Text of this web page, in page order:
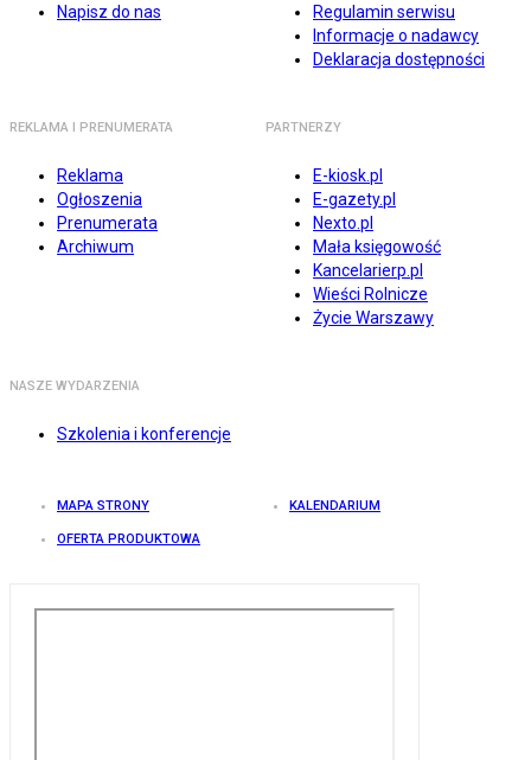
Napisz do nas
Regulamin serwisu
Informacje o nadawcy
Deklaracja dostępności
REKLAMA I PRENUMERATA
Reklama
Ogłoszenia
Prenumerata
Archiwum
PARTNERZY
E-kiosk.pl
E-gazety.pl
Nexto.pl
Mała księgowość
Kancelarierp.pl
Wieści Rolnicze
Życie Warszawy
NASZE WYDARZENIA
Szkolenia i konferencje
MAPA STRONY KALENDARIUM
OFERTA PRODUKTOWA